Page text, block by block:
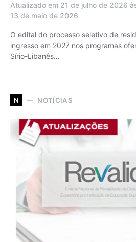
Atualizado em 21 de julho de 2026
13 de maio de 2026
O edital do processo seletivo de
ingresso em 2027 nos programas
Sírio-Libanês…
N NOTÍCIAS